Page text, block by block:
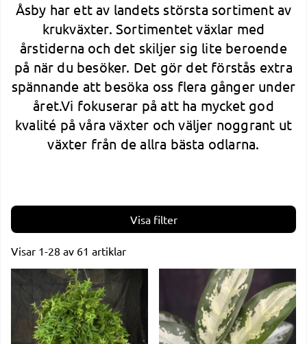
Åsby har ett av landets största sortiment av
krukväxter. Sortimentet växlar med
årstiderna och det skiljer sig lite beroende
på när du besöker. Det gör det förstås extra
spännande att besöka oss flera gånger under
året.Vi fokuserar på att ha mycket god
kvalité på våra växter och väljer noggrant ut
växter från de allra bästa odlarna.
Filtrera
Visar 1-28 av 61 artiklar
Produkter